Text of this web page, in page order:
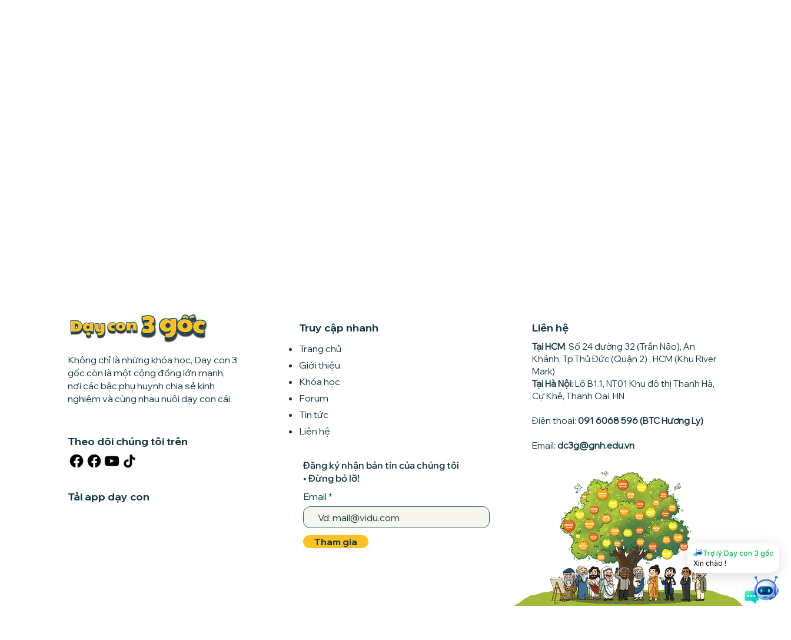
Không chỉ là những khóa học, Dạy con 3
gốc còn là một cộng đồng lớn mạnh,
nơi các bậc phụ huynh chia sẻ kinh
nghiệm và cùng nhau nuôi dạy con cái.
Theo dõi chúng tôi trên
Tải app dạy con
Truy cập nhanh
Trang chủ
Giới thiệu
Khóa học
Forum
Tin tức
Liên hệ
Đăng ký nhận bản tin của chúng tôi
• Đừng bỏ lỡ!
Email
Tham gia
Liên hệ
Tại HCM: Số 24 đường 32 (Trần Não), An
Khánh, Tp.Thủ Đức (Quận 2) , HCM (Khu River
Mark)
Tại Hà Nội: Lô B1.1, NT01 Khu đô thị Thanh Hà,
Cự Khê, Thanh Oai, HN
Điện thoại: 091 6068 596 (BTC Hương Ly)
Email: dc3g@gnh.edu.vn
Trợ lý Dạy con 3 gốc
Xin chào !